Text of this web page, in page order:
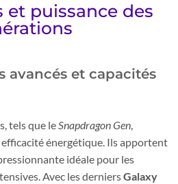
et puissance des
avancés et capacités
tels que leSnapdragon Gen,
énergétique. Ils apportent
idéale pour les
Avec les derniersGalaxy